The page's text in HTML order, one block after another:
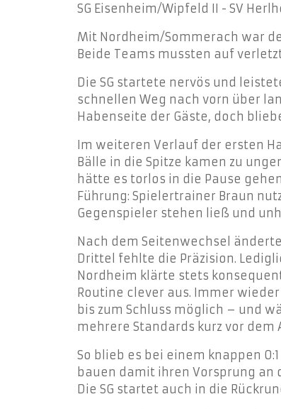
SG Eisenheim/Wipfeld II - SV
Mit Nordheim/Sommerach war
Beide Teams mussten auf
Die SG startete nervös und
schnellen Weg nach vorn über
Habenseite der Gäste, doch
Im weiteren Verlauf der ersten
Bälle in die Spitze kamen zu
hätte es torlos in die Pause
Führung: Spielertrainer Braun
Gegenspieler stehen ließ und
Nach dem Seitenwechsel
Drittel fehlte die Präzision.
Nordheim klärte stets
Routine clever aus. Immer
bis zum Schluss möglich – und
mehrere Standards kurz vor
So blieb es bei einem knappen
bauen damit ihren Vorsprung
Die SG startet auch in die